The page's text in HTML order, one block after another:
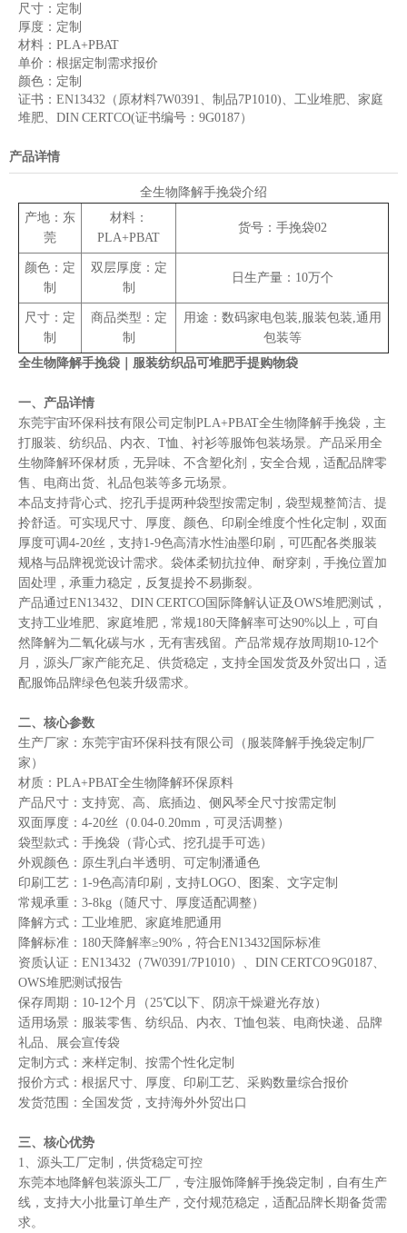
尺寸： 定制
厚度： 定制
材料： PLA+PBAT
单价： 根据定制需求报价
颜色： 定制
证书： EN13432（原材料7W0391、制品7P1010)、工业堆肥、家庭
堆肥、DIN CERTCO(证书编号：9G0187）
产品详情
全生物降解手挽袋介绍
产地：东
莞
材料：
PLA+PBAT
货号：手挽袋02
颜色：定
制
双层厚度：定
制
日生产量：10万个
尺寸：定
制
商品类型：定
制
用途：数码家电包装,服装包装,通用
包装等
全生物降解手挽袋｜服装纺织品可堆肥手提购物袋
一、产品详情
东莞宇宙环保科技有限公司定制PLA+PBAT全生物降解手挽袋，主
打服装、纺织品、内衣、T恤、衬衫等服饰包装场景。产品采用全
生物降解环保材质，无异味、不含塑化剂，安全合规，适配品牌零
售、电商出货、礼品包装等多元场景。
本品支持背心式、挖孔手提两种袋型按需定制，袋型规整简洁、提
拎舒适。可实现尺寸、厚度、颜色、印刷全维度个性化定制，双面
厚度可调4-20丝，支持1-9色高清水性油墨印刷，可匹配各类服装
规格与品牌视觉设计需求。袋体柔韧抗拉伸、耐穿刺，手挽位置加
固处理，承重力稳定，反复提拎不易撕裂。
产品通过EN13432、DIN CERTCO国际降解认证及OWS堆肥测试，
支持工业堆肥、家庭堆肥，常规180天降解率可达90%以上，可自
然降解为二氧化碳与水，无有害残留。产品常规存放周期10-12个
月，源头厂家产能充足、供货稳定，支持全国发货及外贸出口，适
配服饰品牌绿色包装升级需求。
二、核心参数
生产厂家：东莞宇宙环保科技有限公司（服装降解手挽袋定制厂
家）
材质：PLA+PBAT全生物降解环保原料
产品尺寸：支持宽、高、底插边、侧风琴全尺寸按需定制
双面厚度：4-20丝（0.04-0.20mm，可灵活调整）
袋型款式：手挽袋（背心式、挖孔提手可选）
外观颜色：原生乳白半透明、可定制潘通色
印刷工艺：1-9色高清印刷，支持LOGO、图案、文字定制
常规承重：3-8kg（随尺寸、厚度适配调整）
降解方式：工业堆肥、家庭堆肥通用
降解标准：180天降解率≥90%，符合EN13432国际标准
资质认证：EN13432（7W0391/7P1010）、DIN CERTCO 9G0187、
OWS堆肥测试报告
保存周期：10-12个月（25℃以下、阴凉干燥避光存放）
适用场景：服装零售、纺织品、内衣、T恤包装、电商快递、品牌
礼品、展会宣传袋
定制方式：来样定制、按需个性化定制
报价方式：根据尺寸、厚度、印刷工艺、采购数量综合报价
发货范围：全国发货，支持海外外贸出口
三、核心优势
1、源头工厂定制，供货稳定可控
东莞本地降解包装源头工厂，专注服饰降解手挽袋定制，自有生产
线，支持大小批量订单生产，交付规范稳定，适配品牌长期备货需
求。